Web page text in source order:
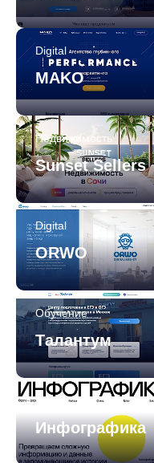
Digital
MAKO
Недвижимость
Sunset Sellers
Digital
ORWO
Обучение
Талантум
Digital
Инфографика